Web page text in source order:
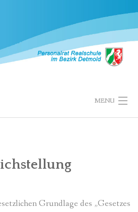
MENU
Grundlage des „Gesetzes